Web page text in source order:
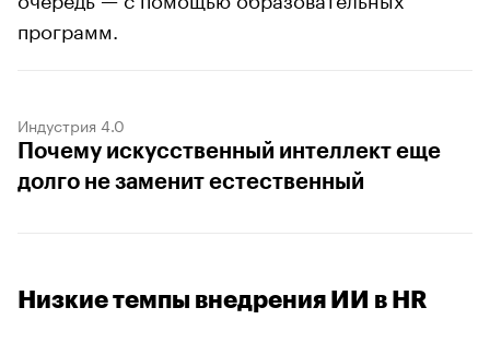
программ.
Индустрия 4.0
Почему искусственный интеллект еще
долго не заменит естественный
Низкие темпы внедрения ИИ в HR